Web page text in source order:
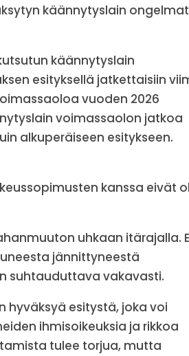
käännytyslain ongelmat
käännytyslain
esityksellä jatkettaisiin
vuoden 2026
voimassaolon jatkoa
alkuperäiseen esitykseen.
kanssa eivät
uhkaan itärajalla.
jännittyneestä
suhtauduttava vakavasti.
esitystä, joka voi
ihmisoikeuksia ja rikkoa
tulee torjua, mutta